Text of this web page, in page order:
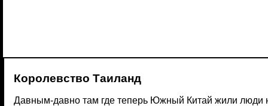
Королевство Таиланд
Давным-давно там где теперь Южный Китай жили люди